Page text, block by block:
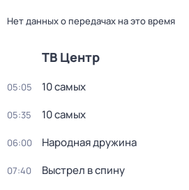
Нет данных о передачах на это время
ТВ Центр
05:05 10 самых
05:35 10 самых
06:00 Народная дружина
07:40 Выстрел в спину